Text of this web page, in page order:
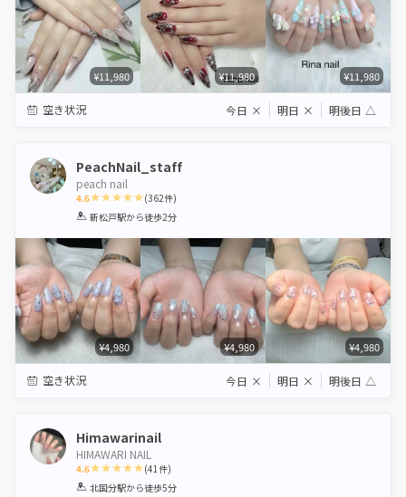
¥11,980 ¥11,980 ¥11,980
空き状況 今日 × 明日 × 明後日 △
PeachNail_staff
peach nail
4.6
1 2 3 4 5
(362件)
新松戸駅から徒歩2分
¥4,980 ¥4,980 ¥4,980
空き状況 今日 × 明日 × 明後日 △
Himawarinail
HIMAWARI NAIL
4.6
1 2 3 4 5
(41件)
北国分駅から徒歩5分